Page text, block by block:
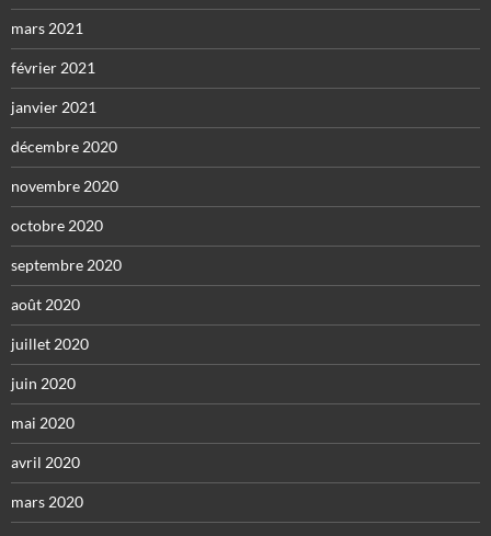
mars 2021
février 2021
janvier 2021
décembre 2020
novembre 2020
octobre 2020
septembre 2020
août 2020
juillet 2020
juin 2020
mai 2020
avril 2020
mars 2020